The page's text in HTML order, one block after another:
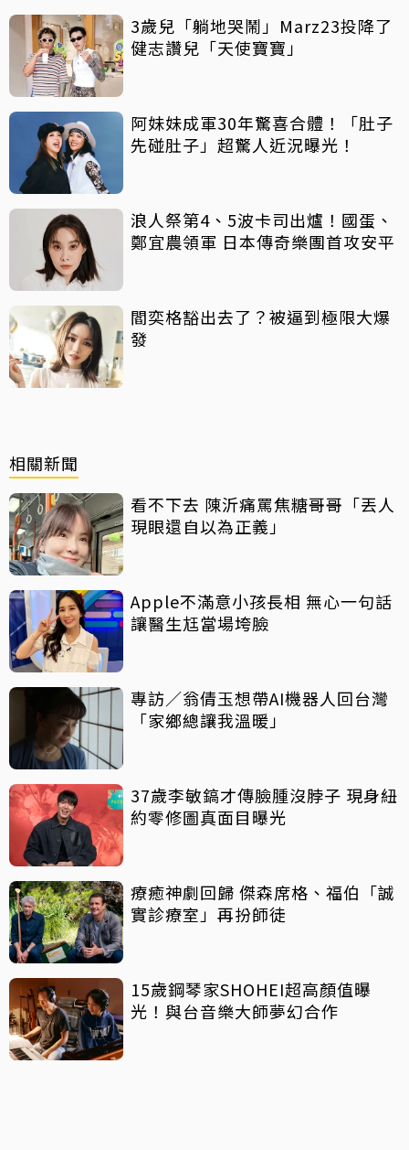
3歲兒「躺地哭鬧」Marz23投降了
健志讚兒「天使寶寶」
阿妹妹成軍30年驚喜合體！「肚子
先碰肚子」超驚人近況曝光！
浪人祭第4、5波卡司出爐！國蛋、
鄭宜農領軍 日本傳奇樂團首攻安平
閻奕格豁出去了？被逼到極限大爆
發
相關新聞
看不下去 陳沂痛罵焦糖哥哥「丟人
現眼還自以為正義」
Apple不滿意小孩長相 無心一句話
讓醫生尪當場垮臉
專訪／翁倩玉想帶AI機器人回台灣
「家鄉總讓我溫暖」
37歲李敏鎬才傳臉腫沒脖子 現身紐
約零修圖真面目曝光
療癒神劇回歸 傑森席格、福伯「誠
實診療室」再扮師徒
15歲鋼琴家SHOHEI超高顏值曝
光！與台音樂大師夢幻合作